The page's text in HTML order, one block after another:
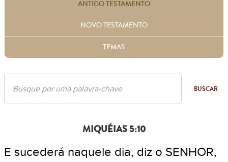
ANTIGO TESTAMENTO
NOVO TESTAMENTO
TEMAS
BUSCAR
MIQUÉIAS 5:10
E sucederá naquele dia, diz o SENHOR,